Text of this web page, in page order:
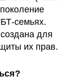
семьях.
для
их прав.